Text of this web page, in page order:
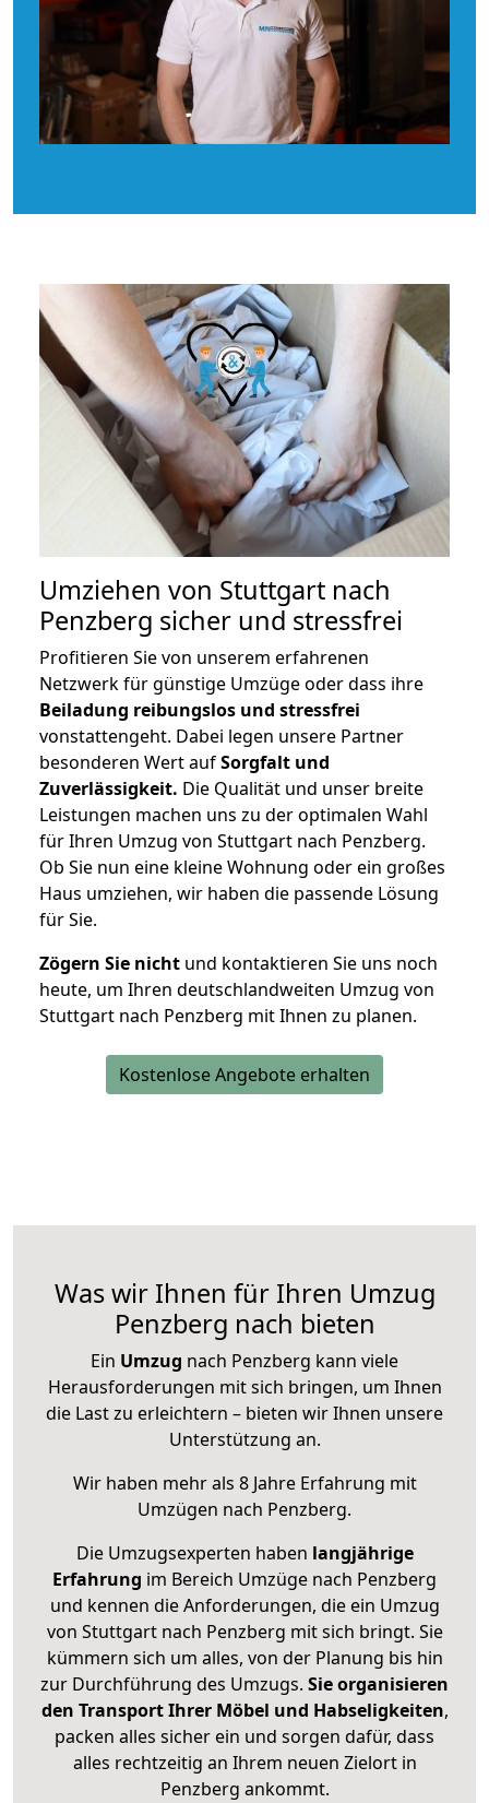
Umziehen von Stuttgart nach
Penzberg sicher und stressfrei
Profitieren Sie von unserem erfahrenen
Netzwerk für günstige Umzüge oder dass ihre
Beiladung reibungslos und stressfrei
vonstattengeht. Dabei legen unsere Partner
besonderen Wert aufSorgfalt und
Zuverlässigkeit. Die Qualität und unser breite
Leistungen machen uns zu der optimalen Wahl
für Ihren Umzug von Stuttgart nach Penzberg.
Ob Sie nun eine kleine Wohnung oder ein großes
Haus umziehen, wir haben die passende Lösung
für Sie.
Zögern Sie nicht und kontaktieren Sie uns noch
heute, um Ihren deutschlandweiten Umzug von
Stuttgart nach Penzberg mit Ihnen zu planen.
Kostenlose Angebote erhalten
Was wir Ihnen für Ihren Umzug
Penzberg nach bieten
Ein Umzug nach Penzberg kann viele
Herausforderungen mit sich bringen, um Ihnen
die Last zu erleichtern – bieten wir Ihnen unsere
Unterstützung an.
Wir haben mehr als 8 Jahre Erfahrung mit
Umzügen nach Penzberg.
Die Umzugsexperten haben langjährige
Erfahrung im Bereich Umzüge nach Penzberg
und kennen die Anforderungen, die ein Umzug
von Stuttgart nach Penzberg mit sich bringt. Sie
kümmern sich um alles, von der Planung bis hin
zur Durchführung des Umzugs. Sie organisieren
den Transport Ihrer Möbel und Habseligkeiten,
packen alles sicher ein und sorgen dafür, dass
alles rechtzeitig an Ihrem neuen Zielort in
Penzberg ankommt.